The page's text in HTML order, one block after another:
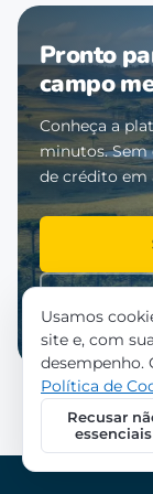
Pronto
campo
Conheça a
minutos. Sem
de crédito em
Usamos
site e, com
desempenho.
Política de
Recusar
essenciais